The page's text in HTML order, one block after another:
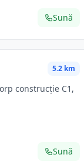
Sună
5.2 km
Sună